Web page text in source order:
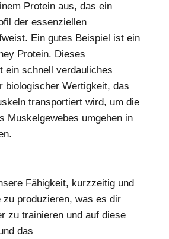
Protein aus, das ein
der essenziellen
Ein gutes Beispiel ist ein
Protein. Dieses
ein schnell verdauliches
biologischer Wertigkeit, das
transportiert wird, um die
Muskelgewebes umgehen in
Fähigkeit, kurzzeitig und
zu produzieren, was es dir
zu trainieren und auf diese
das